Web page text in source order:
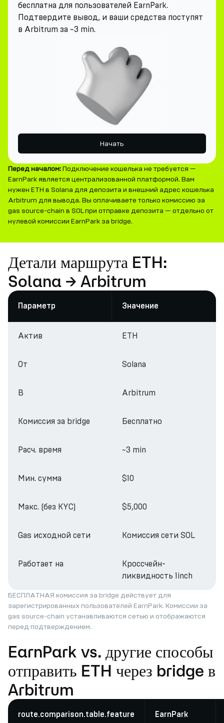
бесплатна для пользователей EarnPark.
Подтвердите вывод, и ваши средства поступят
в Arbitrum за ~3 min.
Начать
Перед началом:Подключение кошелька не требуется —
EarnPark является централизованной платформой. Вам
нужен ETH в Solana для депозита и внешний адрес кошелька
Arbitrum для вывода. Вы оплачиваете только комиссию за
gas source-chain в SOL при отправке депозита — отдельно от
нулевой комиссии EarnPark за bridge.
Детали маршрута ETH:
Solana → Arbitrum
Параметр Значение
Актив ETH
От Solana
В Arbitrum
Комиссия за bridge Бесплатно
Расч. время ~3 min
Мин. сумма $10
Макс. (без KYC) $5,000
Gas исходной сети Комиссия сети SOL
Работает на
Кроссчейн-
ликвидность 1inch
БЕСПЛАТНАЯ комиссия за bridge действует для
зарегистрированных пользователей EarnPark. Комиссии за
gas source-chain устанавливаются сетью и отображаются
перед подтверждением.
EarnPark vs. другие способы
отправить ETH через bridge в
Arbitrum
route.comparison.table.feature EarnPark